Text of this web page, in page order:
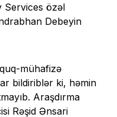
Services özəl
Debeyin
mühafizə
bildiriblər ki, həmin
Araşdırma
Rəşid Ənsari